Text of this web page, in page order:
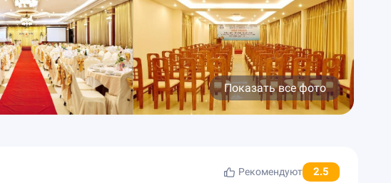
Показать все фото
Рекомендуют 2.5